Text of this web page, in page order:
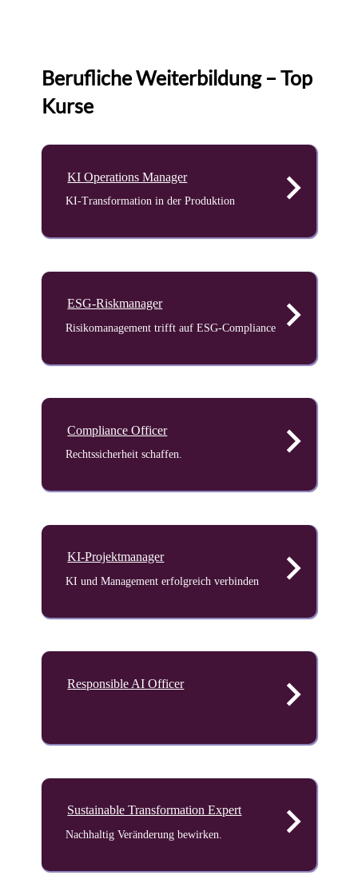
Berufliche Weiterbildung – Top
Kurse
keyboard_arrow_right
KI Operations Manager
KI-Transformation in der Produktion
keyboard_arrow_right
ESG-Riskmanager
Risikomanagement trifft auf ESG-Compliance
keyboard_arrow_right
Compliance Officer
Rechtssicherheit schaffen.
keyboard_arrow_right
KI-Projektmanager
KI und Management erfolgreich verbinden
keyboard_arrow_right
Responsible AI Officer
keyboard_arrow_right
Sustainable Transformation Expert
Nachhaltig Veränderung bewirken.
WEITERBILDUNG UNIVERSITÄT
AUGSBURG